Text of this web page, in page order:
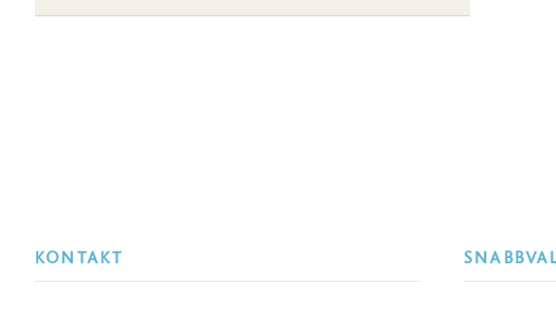
KONTAKT